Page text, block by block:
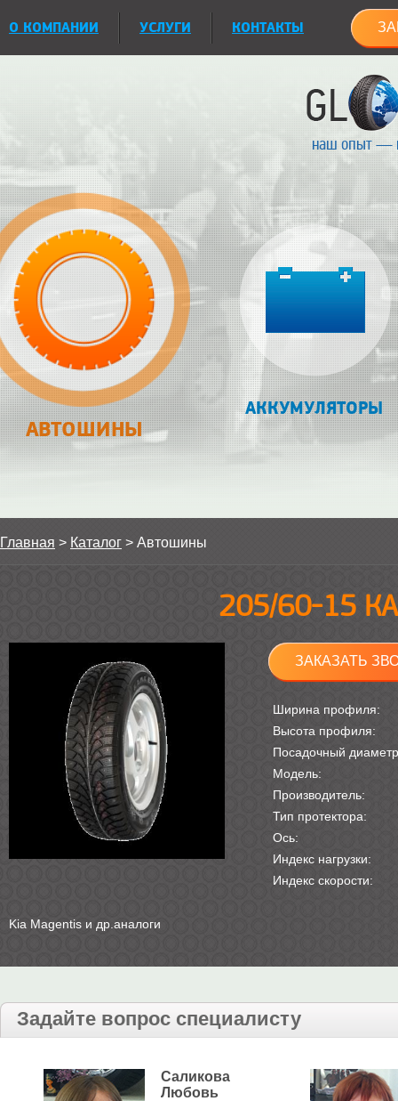
О КОМПАНИИ УСЛУГИ КОНТАКТЫ
наш опыт —
АВТОШИНЫ
АККУМУЛЯТОРЫ
Главная > Каталог > Автошины
205/60-15
ЗАКАЗАТЬ
Ширина профиля:
Высота профиля:
Посадочный
Модель:
Производитель:
Тип протектора:
Ось:
Индекс нагрузки:
Индекс скорости:
Kia Magentis и др.аналоги
Задайте вопрос специалисту
Саликова
Любовь